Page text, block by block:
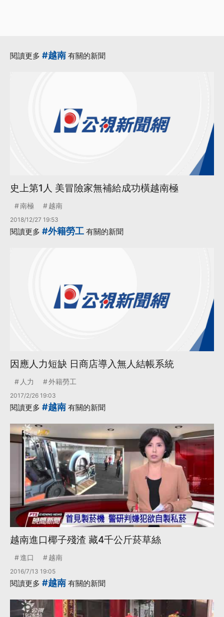
閱讀更多 #越南 有關的新聞
史上第1人 美冒險家無補給成功橫越南極
南極 越南
2018/12/27 19:53
閱讀更多 #外籍勞工 有關的新聞
因應人力短缺 日商店導入無人結帳系統
人力 外籍勞工
2017/2/26 19:03
閱讀更多 #越南 有關的新聞
越南進口椰子殘渣 藏4千公斤菸草絲
進口 越南
2016/7/13 19:05
閱讀更多 #越南 有關的新聞